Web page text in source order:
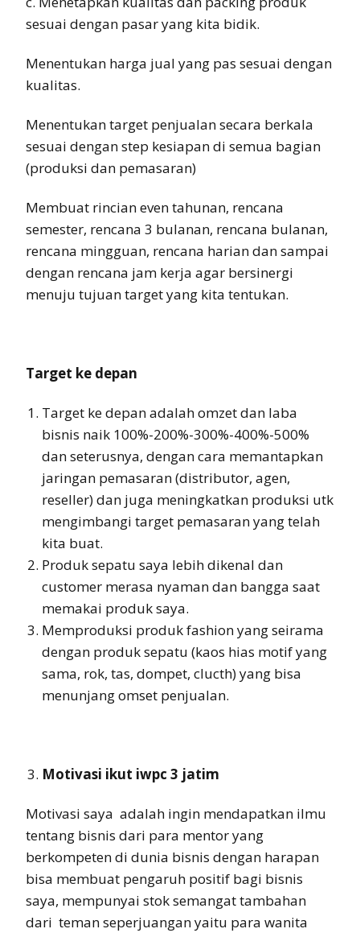
sesuai dengan pasar yang kita bidik.
Menentukan harga jual yang pas sesuai dengan
kualitas.
Menentukan target penjualan secara berkala
sesuai dengan step kesiapan di semua bagian
(produksi dan pemasaran)
Membuat rincian even tahunan, rencana
semester, rencana 3 bulanan, rencana bulanan,
rencana mingguan, rencana harian dan sampai
dengan rencana jam kerja agar bersinergi
menuju tujuan target yang kita tentukan.
Target ke depan
Target ke depan adalah omzet dan laba
bisnis naik 100%-200%-300%-400%-500%
dan seterusnya, dengan cara memantapkan
jaringan pemasaran (distributor, agen,
reseller) dan juga meningkatkan produksi utk
mengimbangi target pemasaran yang telah
kita buat.
Produk sepatu saya lebih dikenal dan
customer merasa nyaman dan bangga saat
memakai produk saya.
Memproduksi produk fashion yang seirama
dengan produk sepatu (kaos hias motif yang
sama, rok, tas, dompet, clucth) yang bisa
menunjang omset penjualan.
Motivasi ikut iwpc 3 jatim
Motivasi saya adalah ingin mendapatkan ilmu
tentang bisnis dari para mentor yang
berkompeten di dunia bisnis dengan harapan
bisa membuat pengaruh positif bagi bisnis
saya, mempunyai stok semangat tambahan
dari teman seperjuangan yaitu para wanita